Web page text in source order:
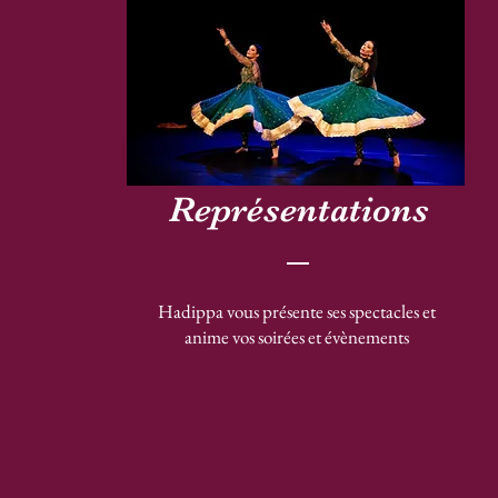
Représentations
Hadippa vous présente ses spectacles et
anime vos soirées et évènements